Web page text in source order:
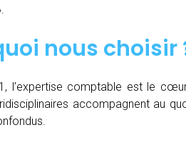
nous choisir
l’expertise comptable est le
accompagnent au